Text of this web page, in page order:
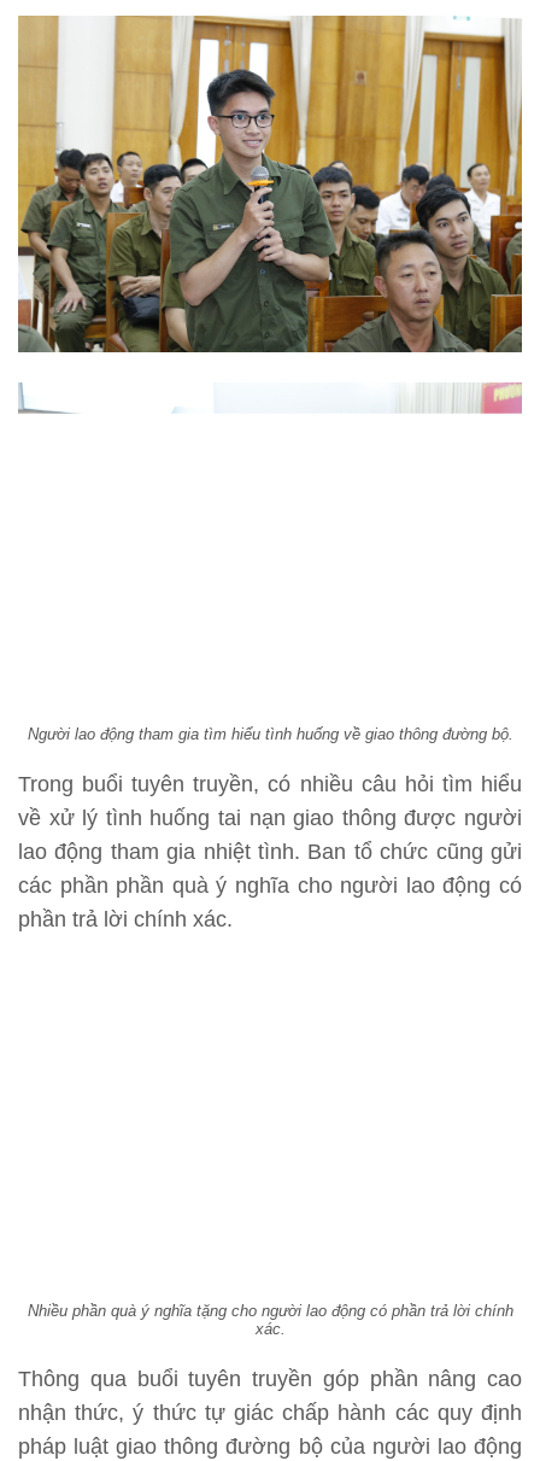
Người lao động tham gia tìm hiểu tình huống về giao thông đường bộ.
Trong buổi tuyên truyền, có nhiều câu hỏi tìm hiểu
về xử lý tình huống tai nạn giao thông được người
lao động tham gia nhiệt tình. Ban tổ chức cũng gửi
các phần phần quà ý nghĩa cho người lao động có
phần trả lời chính xác.
Nhiều phần quà ý nghĩa tặng cho người lao động có phần trả lời chính
xác.
Thông qua buổi tuyên truyền góp phần nâng cao
nhận thức, ý thức tự giác chấp hành các quy định
pháp luật giao thông đường bộ của người lao động